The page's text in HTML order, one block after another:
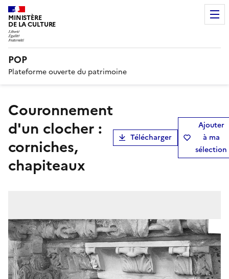
MINISTÈRE
DE LA CULTURE
POP
Plateforme ouverte du patrimoine
Couronnement
d'un clocher :
corniches,
chapiteaux
Télécharger
Ajouter
à ma
sélection